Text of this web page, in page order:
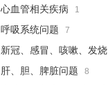
心血管相关疾病 1
呼吸系统问题 7
新冠、感冒、咳嗽、发烧
肝、胆、脾脏问题 8